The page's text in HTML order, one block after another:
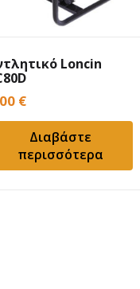
Loncin
€
Διαβάστε
περισσότερα